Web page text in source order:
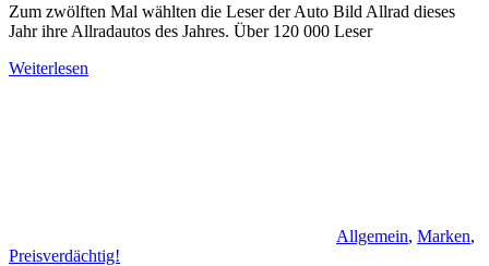
Zum zwölften Mal wählten die Leser der Auto Bild Allrad dieses
Jahr ihre Allradautos des Jahres. Über 120 000 Leser
Weiterlesen
Allgemein, Marken,
Preisverdächtig!